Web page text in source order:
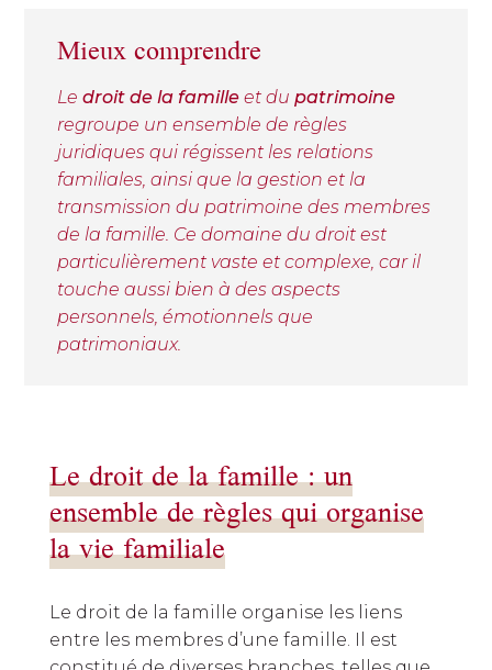
Mieux comprendre
Ledroit de la famille et dupatrimoine
regroupe un ensemble de règles
juridiques qui régissent les relations
familiales, ainsi que la gestion et la
transmission du patrimoine des membres
de la famille. Ce domaine du droit est
particulièrement vaste et complexe, car il
touche aussi bien à des aspects
personnels, émotionnels que
patrimoniaux.
Le droit de la famille : un
ensemble de règles qui organise
la vie familiale
Le droit de la famille organise les liens
entre les membres d’une famille. Il est